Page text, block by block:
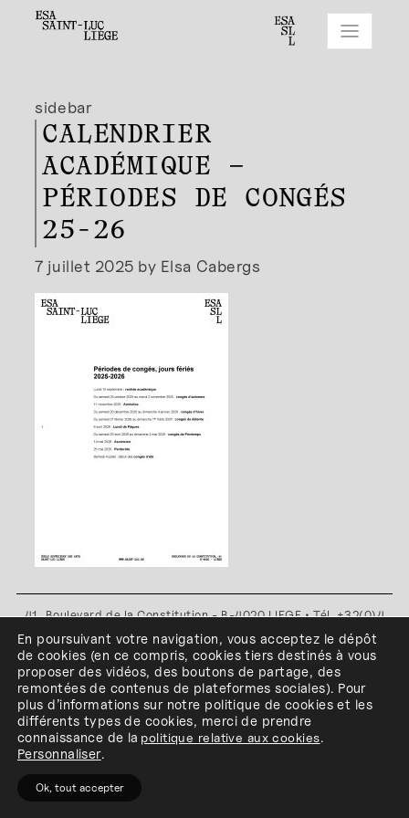
sidebar
CALENDRIER
ACADÉMIQUE –
PÉRIODES DE CONGÉS
25-26
7 juillet 2025 by Elsa Cabergs
41, Boulevard de la Constitution - B-4020 LIEGE • Tél. +32(0)4
341 80 89 ou +32(0)4 341 80 00
Plan d'accès • Politique de confidentialité•Politique de cookies
Conditions générales
l'ESA Saint-Luc Liège est membre du
En poursuivant votre navigation, vous acceptez le dépôt
de cookies (en ce compris, cookiestiers destinés à vous
proposer des vidéos, des boutons de partage, des
remontées de contenus de plateformes sociales). Pour
plus d’informations sur notre politique de cookies et les
différents types de cookies, merci de prendre
connaissance de la politique relative aux cookies.
Personnaliser.
Ok, tout accepter